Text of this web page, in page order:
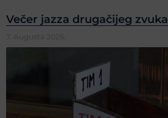
Večer jazza drugačijeg zvuka
7. Augusta 2026.